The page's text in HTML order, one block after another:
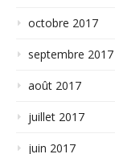
octobre 2017
septembre 2017
août 2017
juillet 2017
juin 2017